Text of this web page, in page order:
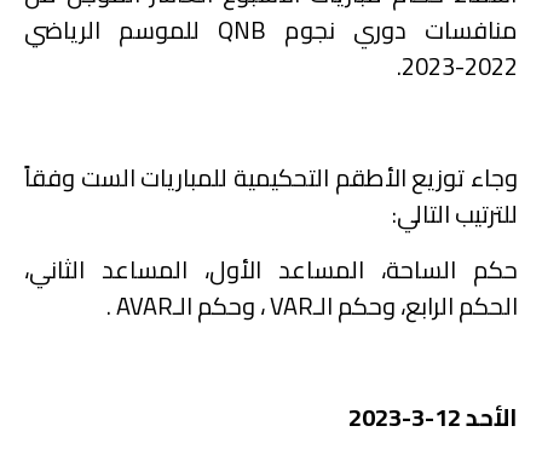
منافسات دوري نجوم QNB للموسم الرياضي
2022-2023
.
وجاء توزيع الأطقم التحكيمية للمباريات الست وفقاً
للترتيب التالي:
حكم الساحة، المساعد الأول، المساعد الثاني،
الحكم الرابع، وحكم الـVAR، وحكم الـAVAR
.
الأحد 12-3-2023